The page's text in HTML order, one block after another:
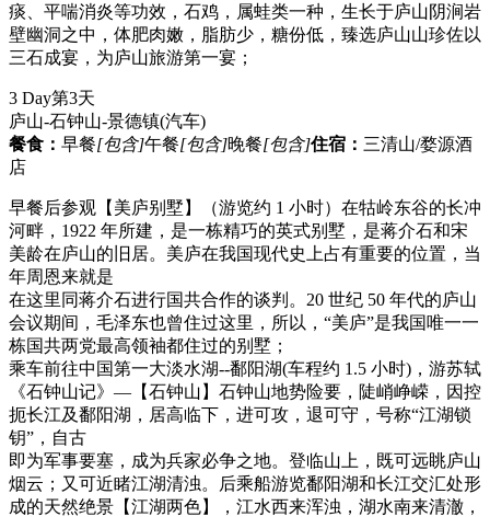
痰、平喘消炎等功效，石鸡，属蛙类一种，生长于庐山阴涧岩
壁幽洞之中，体肥肉嫩，脂肪少，糖份低，臻选庐山山珍佐以
三石成宴，为庐山旅游第一宴；
3 Day第3天
庐山-石钟山-景德镇(汽车)
餐食： 早餐[包含]午餐[包含]晚餐[包含]住宿： 三清山/婺源酒
店
早餐后参观【美庐别墅】（游览约 1 小时）在牯岭东谷的长冲
河畔，1922 年所建，是一栋精巧的英式别墅，是蒋介石和宋
美龄在庐山的旧居。美庐在我国现代史上占有重要的位置，当
年周恩来就是
在这里同蒋介石进行国共合作的谈判。20 世纪 50 年代的庐山
会议期间，毛泽东也曾住过这里，所以，“美庐”是我国唯一一
栋国共两党最高领袖都住过的别墅；
乘车前往中国第一大淡水湖--鄱阳湖(车程约 1.5 小时)，游苏轼
《石钟山记》—【石钟山】石钟山地势险要，陡峭峥嵘，因控
扼长江及鄱阳湖，居高临下，进可攻，退可守，号称“江湖锁
钥”，自古
即为军事要塞，成为兵家必争之地。登临山上，既可远眺庐山
烟云；又可近睹江湖清浊。后乘船游览鄱阳湖和长江交汇处形
成的天然绝景【江湖两色】，江水西来浑浊，湖水南来清澈，